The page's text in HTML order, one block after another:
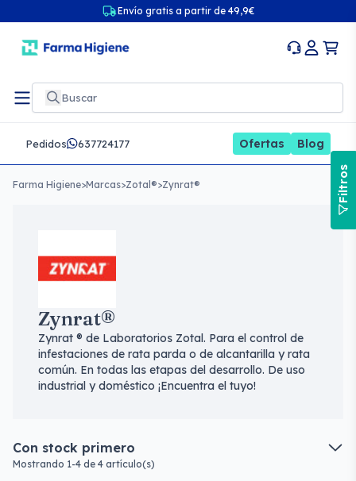
Envío gratis a partir de 49,9€
Pedidos 637724177 Ofertas Blog
Farma Higiene>Marcas>Zotal®>Zynrat®
Zynrat®
Zynrat ® de Laboratorios Zotal. Para el control de
infestaciones de rata parda o de alcantarilla y rata
común. En todas las etapas del desarrollo. De uso
industrial y doméstico ¡Encuentra el tuyo!
Con stock primero
Mostrando 1-4 de 4 artículo(s)
Filtros